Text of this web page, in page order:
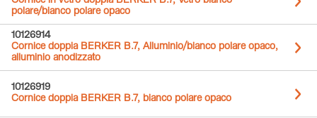
polare/bianco polare opaco
10126914
Cornice doppia BERKER B.7, Alluminio/bianco polare opaco,
alluminio anodizzato
10126919
Cornice doppia BERKER B.7, bianco polare opaco